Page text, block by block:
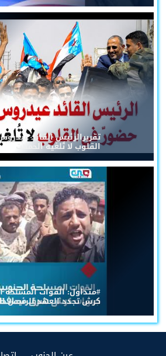
تقريرالرئيس القائد
القلوب لا تُلغيه الحملات
#متداول: القوات المسلحة
كرش تجدد العهد للرئيس